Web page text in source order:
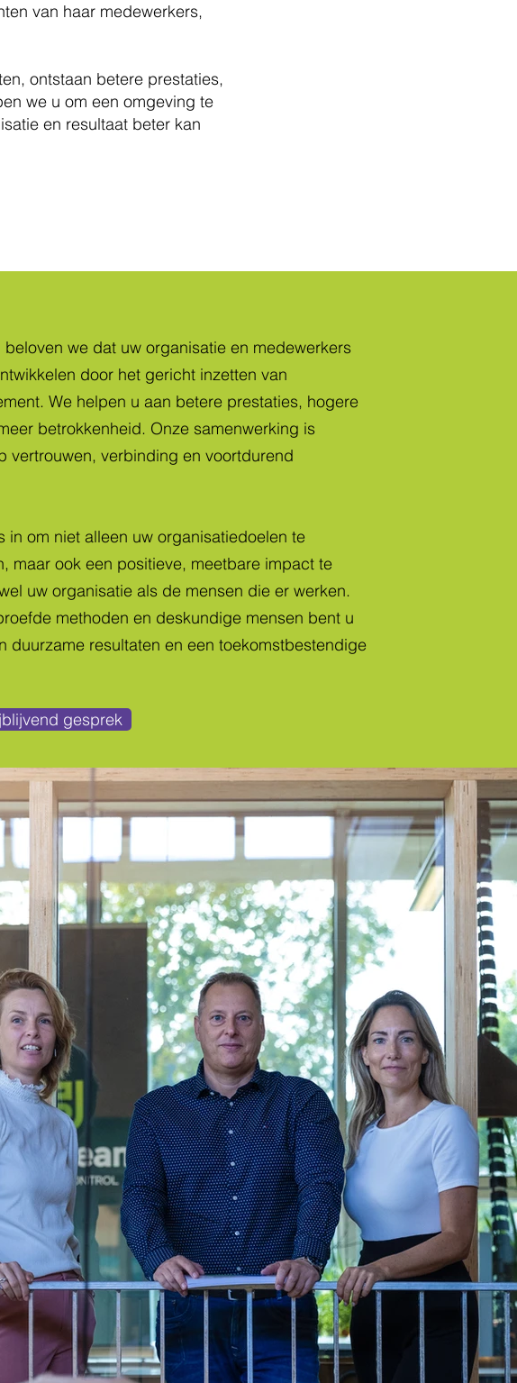
van haar medewerkers,
ontstaan betere prestaties,
we u om een omgeving te
en resultaat beter kan
beloven we dat uw organisatie en medewerkers
door het gericht inzetten van
We helpen u aan betere prestaties, hogere
betrokkenheid. Onze samenwerking is
vertrouwen, verbinding en voortdurend
in om niet alleen uw organisatiedoelen te
maar ook een positieve, meetbare impact te
uw organisatie als de mensen die er werken.
methoden en deskundige mensen bent u
duurzame resultaten en een toekomstbestendige
gesprek